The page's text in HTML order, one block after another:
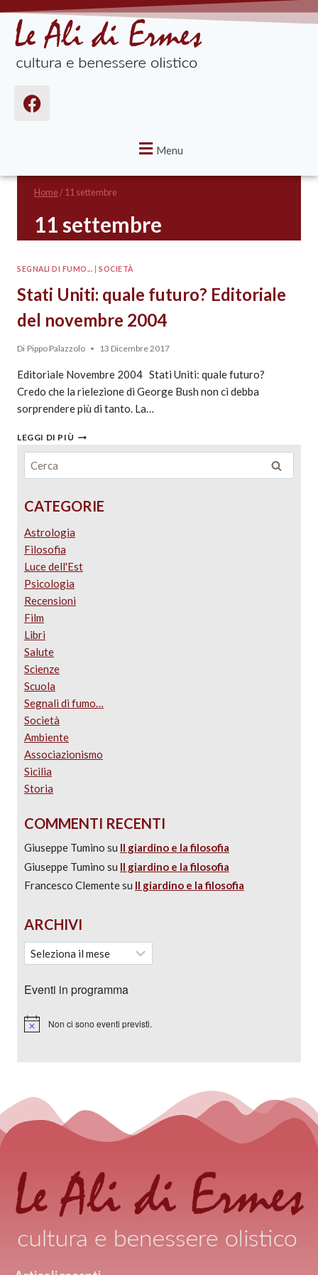
Menu
Home/11 settembre
11 settembre
SEGNALI DI FUMO... |SOCIETÀ
Stati Uniti: quale futuro? Editoriale
del novembre 2004
Di Pippo Palazzolo 13 Dicembre 2017
Editoriale Novembre 2004 Stati Uniti: quale futuro?
Credo che la rielezione di George Bush non ci debba
sorprendere più di tanto. La…
LEGGI DI PIÙ
CATEGORIE
Astrologia
Filosofia
Luce dell'Est
Psicologia
Recensioni
Film
Libri
Salute
Scienze
Scuola
Segnali di fumo…
Società
Ambiente
Associazionismo
Sicilia
Storia
COMMENTI RECENTI
Giuseppe Tumino su Il giardino e la filosofia
Giuseppe Tumino su Il giardino e la filosofia
Francesco Clementesu Il giardino e la filosofia
ARCHIVI
Eventi in programma
Notice Non ci sono eventi previsti.